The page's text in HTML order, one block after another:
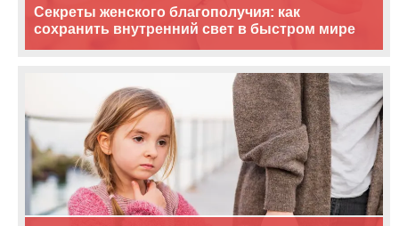
Секреты женского благополучия: как
сохранить внутренний свет в быстром мире